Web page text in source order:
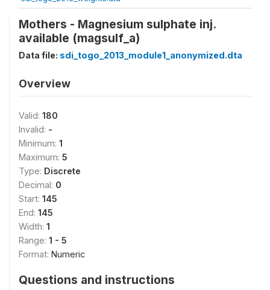
Mothers - Magnesium sulphate inj.
available (magsulf_a)
Data file: sdi_togo_2013_module1_anonymized.dta
Overview
Valid: 180
Invalid: -
Minimum: 1
Maximum: 5
Type: Discrete
Decimal: 0
Start: 145
End: 145
Width: 1
Range: 1 - 5
Format: Numeric
Questions and instructions